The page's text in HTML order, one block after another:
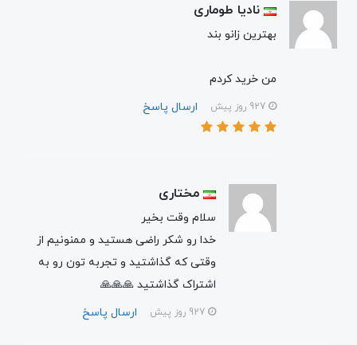
نادیا طوماری
بهترین زانو بند
من خرید کردم
ارسال پاسخ
مختاری
سلام وقت بخیر
خدا رو شکر راضی هستید و ممنونیم از
وقتی که گذاشتید و تجربه تون رو به
اشتراک گذاشتید 🙏🙏🙏
ارسال پاسخ